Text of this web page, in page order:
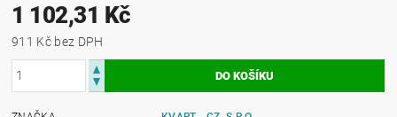
1 102,31 Kč
911 Kč bez DPH